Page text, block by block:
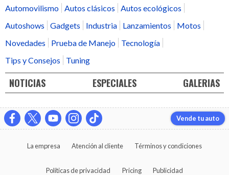
Automovilismo
Autos clásicos
Autos ecológicos
Autoshows
Gadgets Industria Lanzamientos
Motos
Novedades
Prueba de Manejo
Tecnología
Tips y Consejos
Tuning
NOTICIAS ESPECIALES GALERIAS
Vende tu auto
La empresa Atención al cliente Términos y condiciones
Políticas de privacidad Pricing Publicidad